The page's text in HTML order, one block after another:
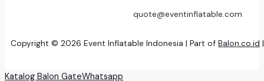
quote@eventinflatable.com
Copyright © 2026 Event Inflatable Indonesia | Part of Balon.co.id
Katalog Balon GateWhatsapp